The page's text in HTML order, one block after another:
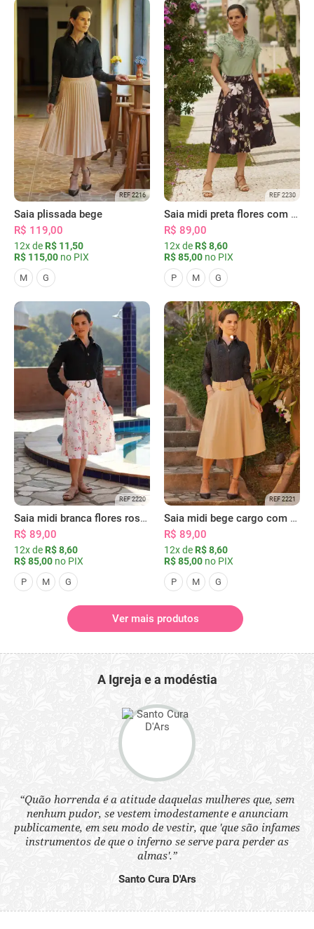
REF 2216
Saia plissada bege
R$ 119,00
12x de R$ 11,50
R$ 115,00 no PIX
M G
REF 2230
Saia midi preta flores com bolsos
R$ 89,00
12x de R$ 8,60
R$ 85,00 no PIX
P M G
REF 2220
Saia midi branca flores rosas com bolsos
R$ 89,00
12x de R$ 8,60
R$ 85,00 no PIX
P M G
REF 2221
Saia midi bege cargo com bolsos
R$ 89,00
12x de R$ 8,60
R$ 85,00 no PIX
P M G
Ver mais produtos
A Igreja e a modéstia
“Quão horrenda é a atitude daquelas mulheres que, sem
nenhum pudor, se vestem imodestamente e anunciam
publicamente, em seu modo de vestir, que 'que são infames
instrumentos de que o inferno se serve para perder as
almas'.”
Santo Cura D'Ars